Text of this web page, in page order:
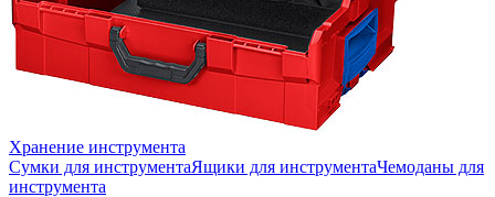
Хранение инструмента
Сумки для инструментаЯщики для инструментаЧемоданы для
инструмента